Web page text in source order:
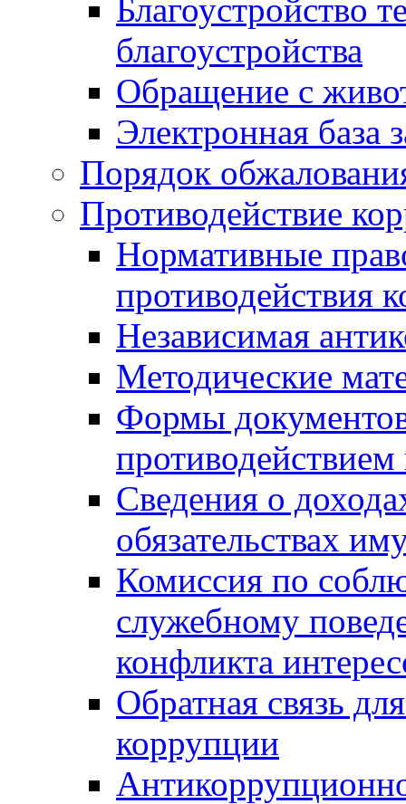
Благоустройство
благоустройства
Обращение с
Электронная база
Порядок
Противодействие
Нормативные
противодействия
Независимая
Методические
Формы
Сведения о
обязательствах
Комиссия по
служебному
конфликта
Обратная связь
коррупции